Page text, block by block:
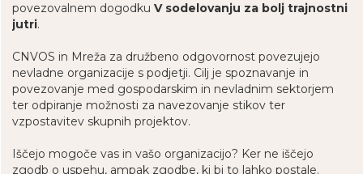
povezovalnem dogodku V sodelovanju za bolj trajnostni
jutri.
CNVOS in Mreža za družbeno odgovornost povezujejo
nevladne organizacije s podjetji. Cilj je spoznavanje in
povezovanje med gospodarskim in nevladnim sektorjem
ter odpiranje možnosti za navezovanje stikov ter
vzpostavitev skupnih projektov.
Iščejo mogoče vas in vašo organizacijo? Ker ne iščejo
zgodb o uspehu, ampak zgodbe, ki bi to lahko postale.